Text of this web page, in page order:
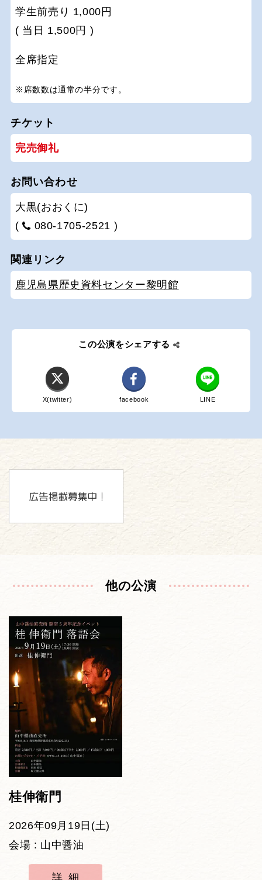
学生前売り 1,000円
( 当日 1,500円 )
全席指定
※席数数は通常の半分です。
チケット
完売御礼
お問い合わせ
大黒(おおくに)
(
080-1705-2521 )
関連リンク
鹿児島県歴史資料センター黎明館
この公演をシェアする
X(twitter) facebook LINE
他の公演
桂伸衛門
2026年09月19日(土)
会場 : 山中醤油